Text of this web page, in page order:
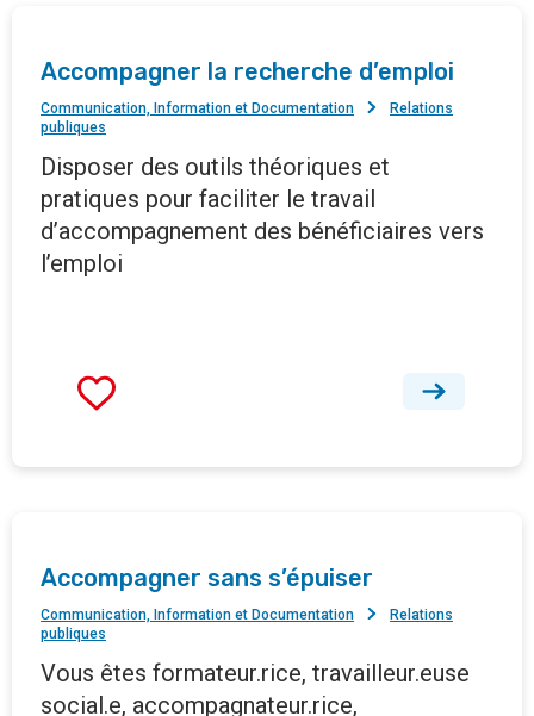
Accompagner la recherche d’emploi
Communication, Information et Documentation
Relations
publiques
Disposer des outils théoriques et
pratiques pour faciliter le travail
d’accompagnement des bénéficiaires vers
l’emploi
Accompagner sans s’épuiser
Communication, Information et Documentation
Relations
publiques
Vous êtes formateur.rice, travailleur.euse
social.e, accompagnateur.rice,